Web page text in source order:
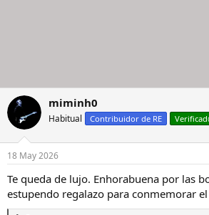
miminh0
Habitual Contribuidor de RE
18 May 2026
Te queda de lujo. Enhorabuena por las
estupendo regalazo para conmemorar